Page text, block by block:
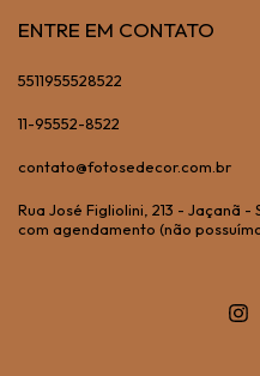
ENTRE EM CONTATO
5511955528522
11-95552-8522
contato@fotosedecor.com.br
Rua José Figliolini, 213 - Jaçanã
com agendamento (não